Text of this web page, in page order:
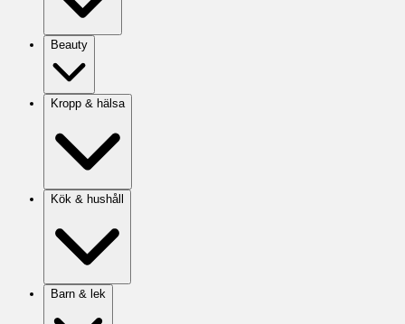
Beauty
Kropp & hälsa
Kök & hushåll
Barn & lek